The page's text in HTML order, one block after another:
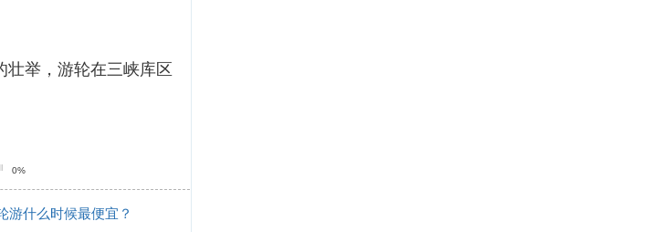
举，游轮在三峡库区
0%
游什么时候最便宜？